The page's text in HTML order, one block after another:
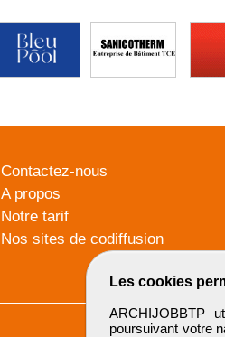
Les cookies
ARCHIJOBBTP
poursuivant votre
Contactez-nous
A propos
Notre tarif
Nos sites de codiffusion